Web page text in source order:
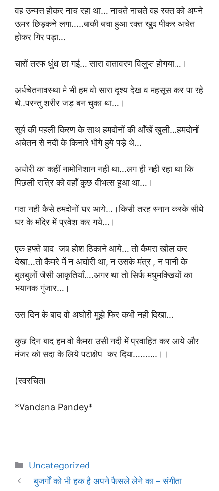
वह उन्मत्त होकर नाच रहा था… नाचते नाचते वह रक्त को अपने
ऊपर छिड़कने लगा…..बाकी बचा हुआ रक्त खुद पीकर अचेत
होकर गिर पड़ा…
चारों तरफ धुंध छा गई… सारा वातावरण विलुप्त होगया…।
अर्धचेतनावस्था मे भी हम वो सारा दृश्य देख व महसूस कर पा रहे
थे..परन्तु शरीर जड़ बन चुका था…।
सूर्य की पहली किरण के साथ हमदोनों की आँखें खुली…हमदोनों
अचेतन से नदी के किनारे भीगे हुये पड़े थे…
अघोरी का कहीं नामोनिशान नही था…लग ही नही रहा था कि
पिछली रात्रि को वहाँ कुछ वीभत्स हुआ था…।
पता नही कैसे हमदोनों घर आये…।किसी तरह स्नान करके सीधे
घर के मंदिर में प्रवेश कर गये…।
एक हफ्ते बाद जब होश ठिकाने आये… तो कैमरा खोल कर
देखा…तो कैमरे मेंं न अघोरी था, न उसके मंत्र , न पानी के
बुलबुलों जैसी आकृतियाँ….अगर था तो सिर्फ मधुमक्खियों का
भयानक गुंजार…।
उस दिन के बाद वो अघोरी मुझे फिर कभी नही दिखा…
कुछ दिन बाद हम वो कैमरा उसी नदी में प्रवाहित कर आये और
मंजर को सदा के लिये पटाक्षेप कर दिया……….।।
(स्वरचित)
*Vandana Pandey*
Categories
Uncategorized
बुजर्गों को भी हक है अपने फैसले लेने का – संगीता